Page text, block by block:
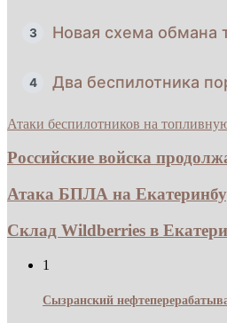
3 Новая схема обмана
4 Два беспилотника
Атаки беспилотников на
Российские войска
Атака БПЛА на
Склад Wildberries в
1
Сызранский